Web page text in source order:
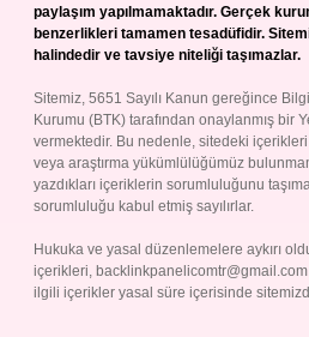
paylaşım yapılmamaktadır. Gerçek
benzerlikleri tamamen tesadüfidir.
halindedir ve tavsiye niteliği taşımazlar.
Sitemiz, 5651 Sayılı Kanun gereğince
Kurumu (BTK) tarafından onaylanmış bir
vermektedir. Bu nedenle, sitedeki
veya araştırma yükümlülüğümüz
yazdıkları içeriklerin sorumluluğunu
sorumluluğu kabul etmiş sayılırlar.
Hukuka ve yasal düzenlemelere aykırı
içerikleri, backlinkpanelicomtr@gmail.com
ilgili içerikler yasal süre içerisinde